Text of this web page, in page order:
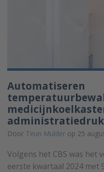
Automatiseren
administratiedruk
Door Teun Mulder op 25
Volgens het CBS was het
eerste kwartaal 2024 met